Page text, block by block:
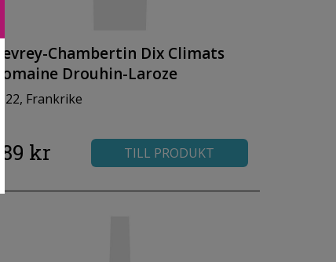
Gevrey-Chambertin Dix Climats
Domaine Drouhin-Laroze
2022, Frankrike
589 kr TILL PRODUKT